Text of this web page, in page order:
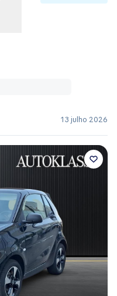
13 julho 2026